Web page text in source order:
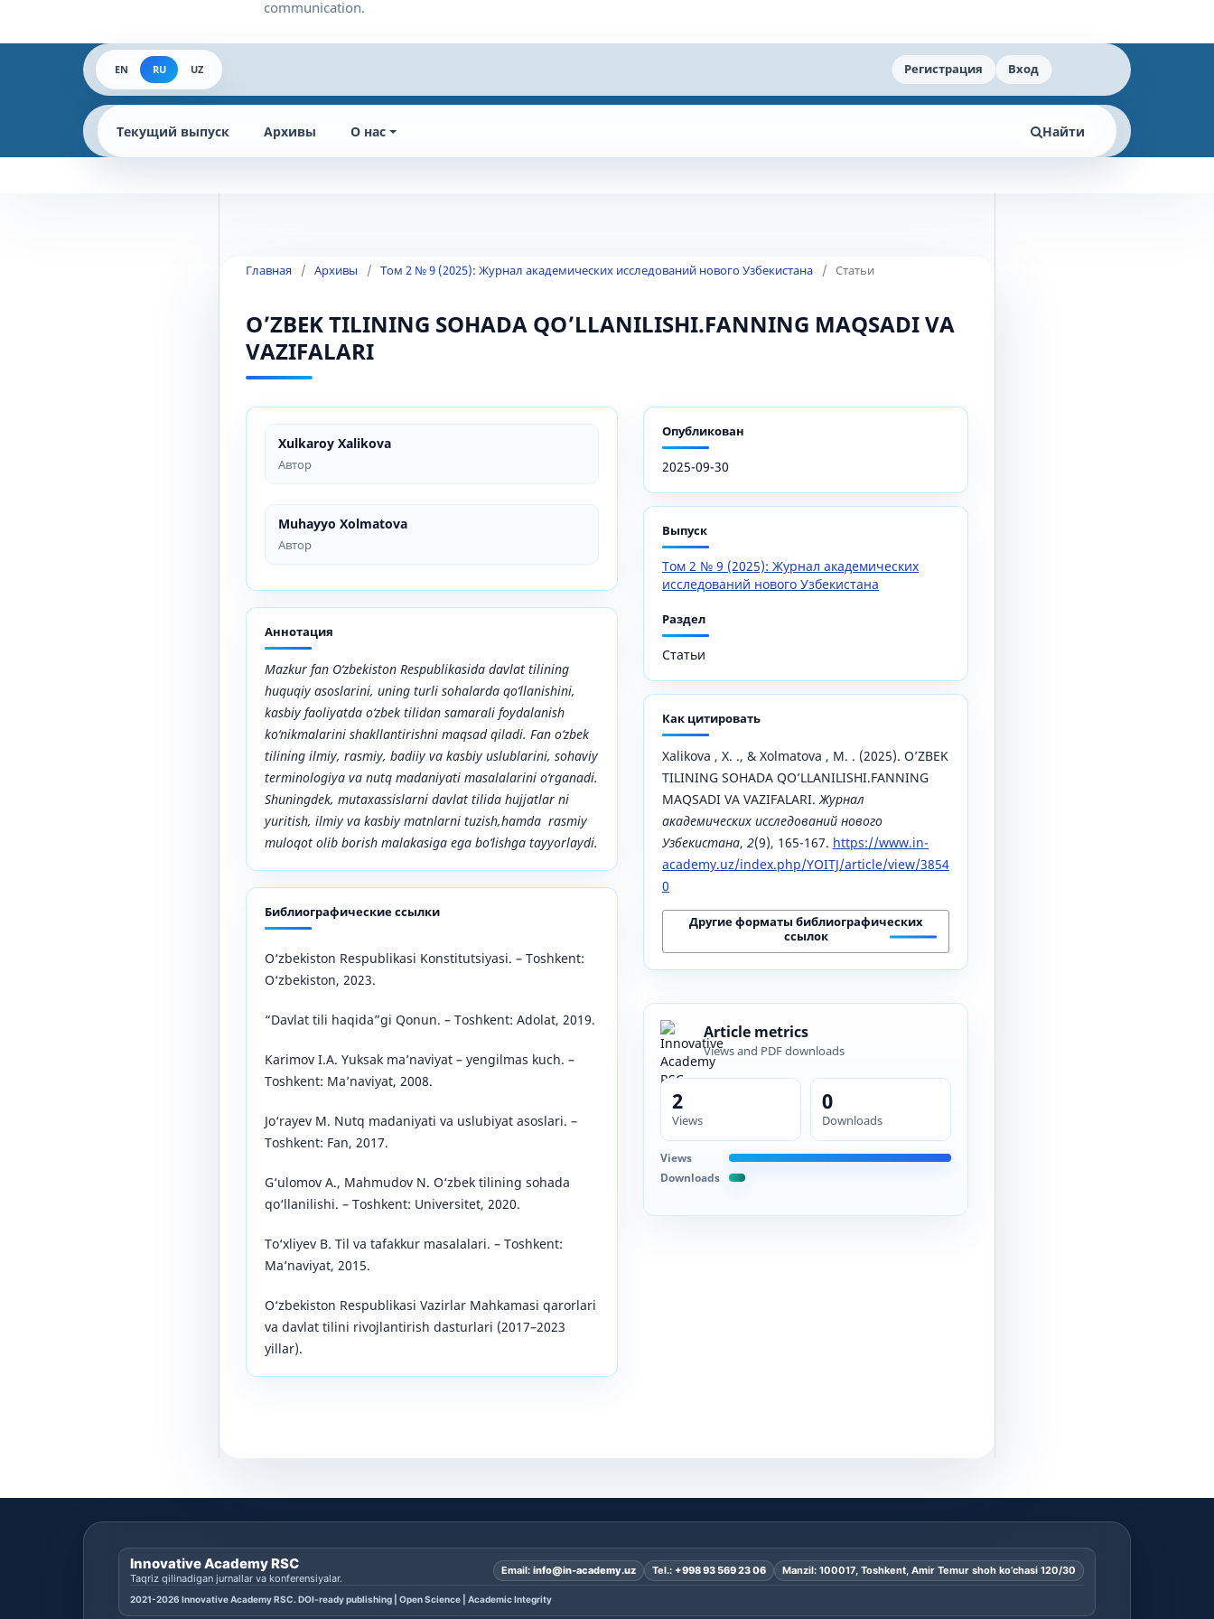
EN RU UZ Регистрация Вход
Текущий выпуск Архивы О нас Найти
Главная / Архивы / Том 2 № 9 (2025): Журнал академических исследований нового Узбекистана / Статьи
O’ZBEK TILINING SOHADA QO’LLANILISHI.FANNING MAQSADI VA
VAZIFALARI
Xulkaroy Xalikova
Автор
Muhayyo Xolmatova
Автор
Аннотация
Mazkur fan O‘zbekiston Respublikasida davlat tilining
huquqiy asoslarini, uning turli sohalarda qo‘llanishini,
kasbiy faoliyatda o‘zbek tilidan samarali foydalanish
ko‘nikmalarini shakllantirishni maqsad qiladi. Fan o‘zbek
tilining ilmiy, rasmiy, badiiy va kasbiy uslublarini, sohaviy
terminologiya va nutq madaniyati masalalarini o‘rganadi.
Shuningdek, mutaxassislarni davlat tilida hujjatlar ni
yuritish, ilmiy va kasbiy matnlarni tuzish,hamda rasmiy
muloqot olib borish malakasiga ega bo‘lishga tayyorlaydi.
Библиографические ссылки
O‘zbekiston Respublikasi Konstitutsiyasi. – Toshkent:
O‘zbekiston, 2023.
“Davlat tili haqida”gi Qonun. – Toshkent: Adolat, 2019.
Karimov I.A. Yuksak ma’naviyat – yengilmas kuch. –
Toshkent: Ma’naviyat, 2008.
Jo‘rayev M. Nutq madaniyati va uslubiyat asoslari. –
Toshkent: Fan, 2017.
G‘ulomov A., Mahmudov N. O‘zbek tilining sohada
qo‘llanilishi. – Toshkent: Universitet, 2020.
To‘xliyev B. Til va tafakkur masalalari. – Toshkent:
Ma’naviyat, 2015.
O‘zbekiston Respublikasi Vazirlar Mahkamasi qarorlari
va davlat tilini rivojlantirish dasturlari (2017–2023
yillar).
Опубликован
2025-09-30
Выпуск
Том 2 № 9 (2025): Журнал академических
исследований нового Узбекистана
Раздел
Статьи
Как цитировать
Xalikova , X. ., & Xolmatova , M. . (2025). O’ZBEK
TILINING SOHADA QO’LLANILISHI.FANNING
MAQSADI VA VAZIFALARI.Журнал
академических исследований нового
Узбекистана, 2(9), 165-167. https://www.in-
academy.uz/index.php/YOITJ/article/view/3854
0
Другие форматы библиографических
ссылок
Article metrics
Views and PDF downloads
2
Views
0
Downloads
Views
Downloads
Innovative Academy RSC
Taqriz qilinadigan jurnallar va konferensiyalar.
Email: info@in-academy.uz Tel.: +998 93 569 23 06 Manzil: 100017, Toshkent, Amir Temur shoh ko’chasi 120/30
2021-2026 Innovative Academy RSC. DOI-ready publishing | Open Science | Academic Integrity